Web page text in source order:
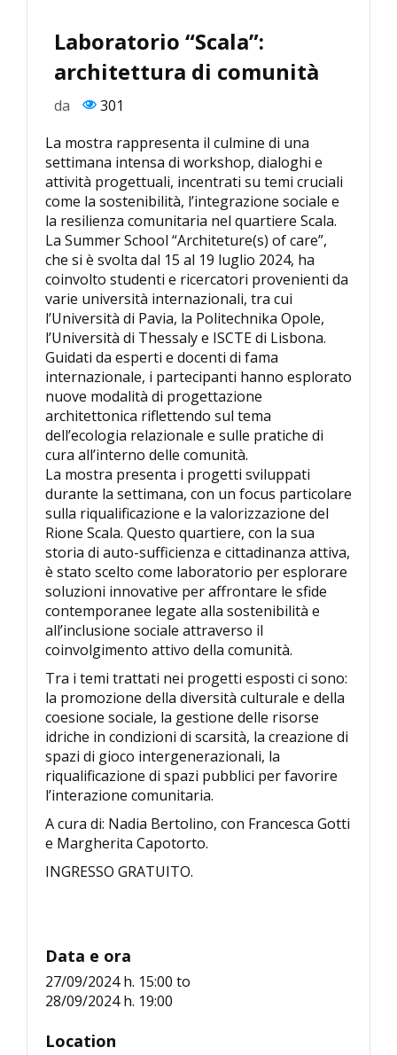
Laboratorio “Scala”:
architettura di comunità
da
301
La mostra rappresenta il culmine di una
settimana intensa di workshop, dialoghi e
attività progettuali, incentrati su temi cruciali
come la sostenibilità, l’integrazione sociale e
la resilienza comunitaria nel quartiere Scala.
La Summer School “Architeture(s) of care”,
che si è svolta dal 15 al 19 luglio 2024, ha
coinvolto studenti e ricercatori provenienti da
varie università internazionali, tra cui
l’Università di Pavia, la Politechnika Opole,
l’Università di Thessaly e ISCTE di Lisbona.
Guidati da esperti e docenti di fama
internazionale, i partecipanti hanno esplorato
nuove modalità di progettazione
architettonica riflettendo sul tema
dell’ecologia relazionale e sulle pratiche di
cura all’interno delle comunità.
La mostra presenta i progetti sviluppati
durante la settimana, con un focus particolare
sulla riqualificazione e la valorizzazione del
Rione Scala. Questo quartiere, con la sua
storia di auto-sufficienza e cittadinanza attiva,
è stato scelto come laboratorio per esplorare
soluzioni innovative per affrontare le sfide
contemporanee legate alla sostenibilità e
all’inclusione sociale attraverso il
coinvolgimento attivo della comunità.
Tra i temi trattati nei progetti esposti ci sono:
la promozione della diversità culturale e della
coesione sociale, la gestione delle risorse
idriche in condizioni di scarsità, la creazione di
spazi di gioco intergenerazionali, la
riqualificazione di spazi pubblici per favorire
l’interazione comunitaria.
A cura di: Nadia Bertolino, con Francesca Gotti
e Margherita Capotorto.
INGRESSO GRATUITO.
Data e ora
27/09/2024 h. 15:00 to
28/09/2024 h. 19:00
Location